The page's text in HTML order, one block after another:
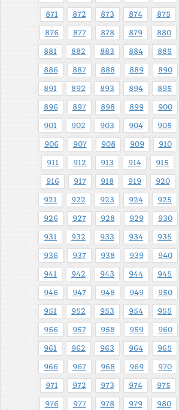
871 872 873 874 875
876 877 878 879 880
881 882 883 884 885
886 887 888 889 890
891 892 893 894 895
896 897 898 899 900
901 902 903 904 905
906 907 908 909 910
911 912 913 914 915
916 917 918 919 920
921 922 923 924 925
926 927 928 929 930
931 932 933 934 935
936 937 938 939 940
941 942 943 944 945
946 947 948 949 950
951 952 953 954 955
956 957 958 959 960
961 962 963 964 965
966 967 968 969 970
971 972 973 974 975
976 977 978 979 980